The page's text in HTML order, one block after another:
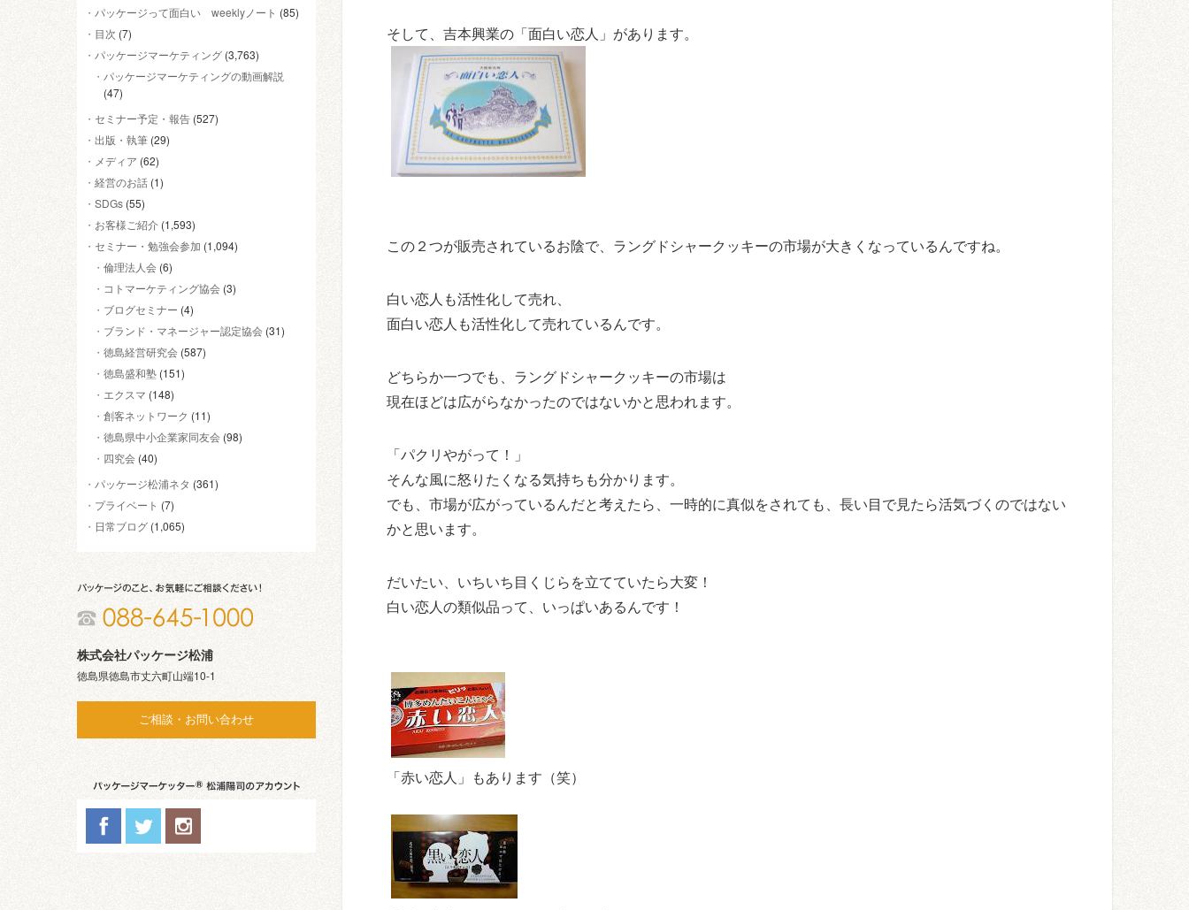
パッケージって面白い weeklyノート (85)
目次 (7)
パッケージマーケティング (3,763)
パッケージマーケティングの動画解説
(47)
セミナー予定・報告 (527)
出版・執筆 (29)
メディア (62)
経営のお話 (1)
SDGs (55)
お客様ご紹介 (1,593)
セミナー・勉強会参加 (1,094)
倫理法人会 (6)
コトマーケティング協会 (3)
ブログセミナー (4)
ブランド・マネージャー認定協会 (31)
徳島経営研究会 (587)
徳島盛和塾 (151)
エクスマ (148)
創客ネットワーク (11)
徳島県中小企業家同友会 (98)
四究会 (40)
パッケージ松浦ネタ (361)
プライベート (7)
日常ブログ (1,065)
株式会社パッケージ松浦
徳島県徳島市丈六町山端10-1
ご相談・お問い合わせ
そして、吉本興業の「面白い恋人」があります。
この２つが販売されているお陰で、ラングドシャークッキーの市場が大きくなっているんですね。
白い恋人も活性化して売れ、
面白い恋人も活性化して売れているんです。
どちらか一つでも、ラングドシャークッキーの市場は
現在ほどは広がらなかったのではないかと思われます。
「パクリやがって！」
そんな風に怒りたくなる気持ちも分かります。
でも、市場が広がっているんだと考えたら、一時的に真似をされても、長い目で見たら活気づくのではない
かと思います。
だいたい、いちいち目くじらを立てていたら大変！
白い恋人の類似品って、いっぱいあるんです！
「赤い恋人」もあります（笑）